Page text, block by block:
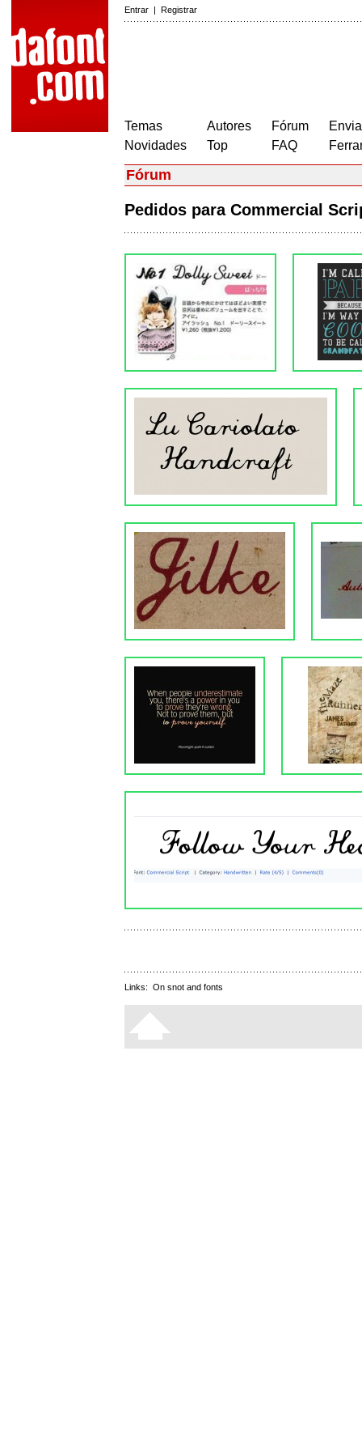
Entrar | Registrar
Temas
Novidades
Autores
Top
Fórum
FAQ
Fórum
Pedidos para Commercial
Links: On snot and fonts